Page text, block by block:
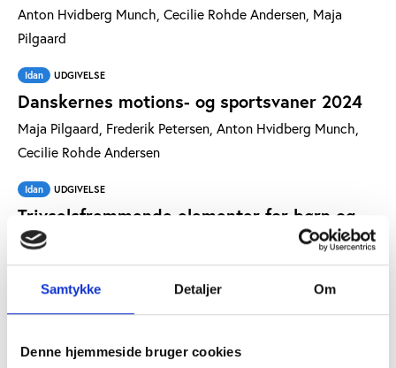
Samtykke Detaljer Om
Denne hjemmeside bruger cookies
Anton Hvidberg Munch, Cecilie Rohde Andersen, Maja
Pilgaard
Idan UDGIVELSE
Danskernes motions- og sportsvaner 2024
Maja Pilgaard, Frederik Petersen, Anton Hvidberg Munch,
Cecilie Rohde Andersen
Idan UDGIVELSE
Trivselsfremmende elementer for børn og
unge i foreningsidrætten
Niels Anton Toftgård, Mette Eske, Anton Hvidberg Munch
UDGIVELSE
Malene Thøgersen, Anton Hvidberg Munch, Henriette